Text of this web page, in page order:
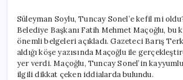
Süleyman Soylu, Tuncay Sonel’e kefil mi
Belediye Başkanı Fatih Mehmet Maçoğlu, bu
önemli belgeleri açıkladı. Gazeteci Barış
aldığı köşe yazısında Maçoğlu ile
yer verdi. Maçoğlu, Tuncay Sonel’in
ilgili dikkat çeken iddialarda bulundu.